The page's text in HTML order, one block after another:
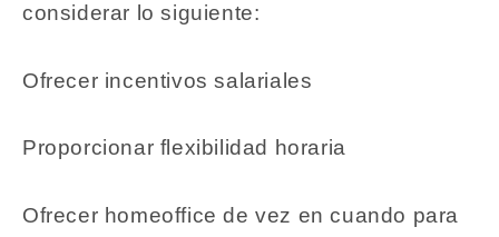
considerar lo siguiente:
Ofrecer incentivos salariales
Proporcionar flexibilidad horaria
Ofrecer homeoffice de vez en cuando para